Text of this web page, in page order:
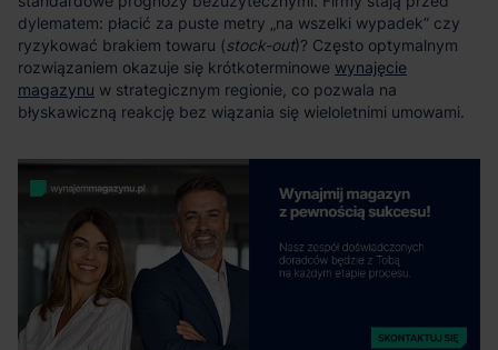
stock-out
wynajęcie
magazynu